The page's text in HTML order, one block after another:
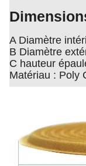
A Diamètre
B Diamètre
C hauteur
Matériau : Poly